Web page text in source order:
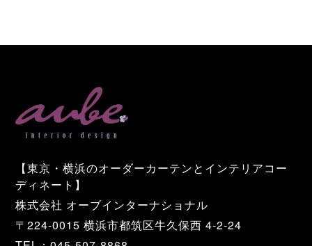
【東京・横浜のオーダーカーテンとインテリアコー
ディネート】
株式会社 オーブインターナショナル
〒224-0015 横浜市都筑区牛久保西 4-2-24